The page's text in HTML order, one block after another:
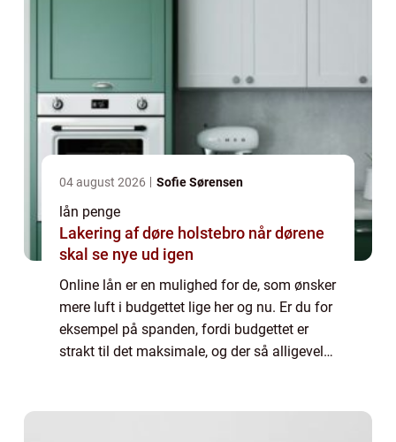
04 august 2026 Sofie Sørensen
lån penge
Lakering af døre holstebro når dørene
skal se nye ud igen
Online lån er en mulighed for de, som ønsker
mere luft i budgettet lige her og nu. Er du for
eksempel på spanden, fordi budgettet er
strakt til det maksimale, og der så alligevel